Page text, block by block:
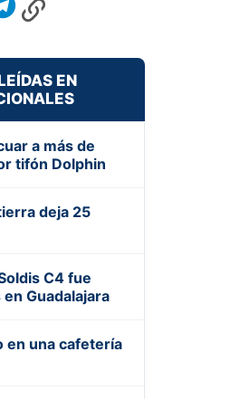
EN
a más de
tifón Dolphin
deja 25
C4 fue
Guadalajara
en una cafetería